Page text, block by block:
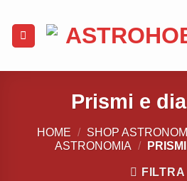
contenuti
Prismi e
HOME / SHOP
ASTRONOMIA /
FILTRA